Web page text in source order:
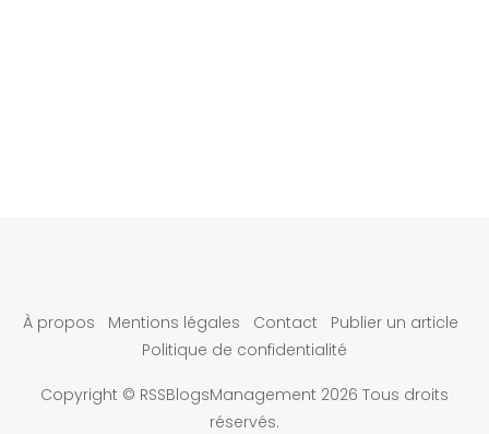
À propos Mentions légales Contact
Publier un article
Politique de confidentialité
Copyright © RSSBlogsManagement 2026 Tous droits
réservés.